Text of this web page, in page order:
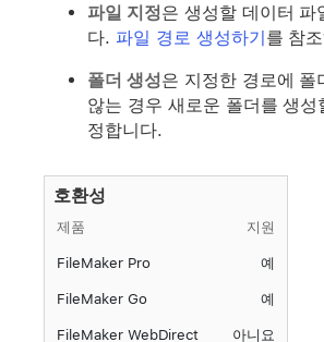
파일 지정은 생성할 데이터 파
다. 파일 경로 생성하기를 참
폴더 생성은 지정한 경로에 폴
않는 경우 새로운 폴더를 생성
정합니다.
호환성
제품 지원
FileMaker Pro 예
FileMaker Go 예
FileMaker WebDirect 아니요